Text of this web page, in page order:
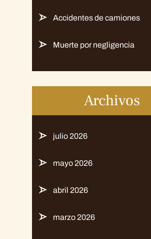
Accidentes de camiones
Muerte por negligencia
Archivos
julio 2026
mayo 2026
abril 2026
marzo 2026